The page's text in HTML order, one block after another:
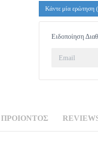
Κάντε μία ερώτηση
Ειδοποίηση